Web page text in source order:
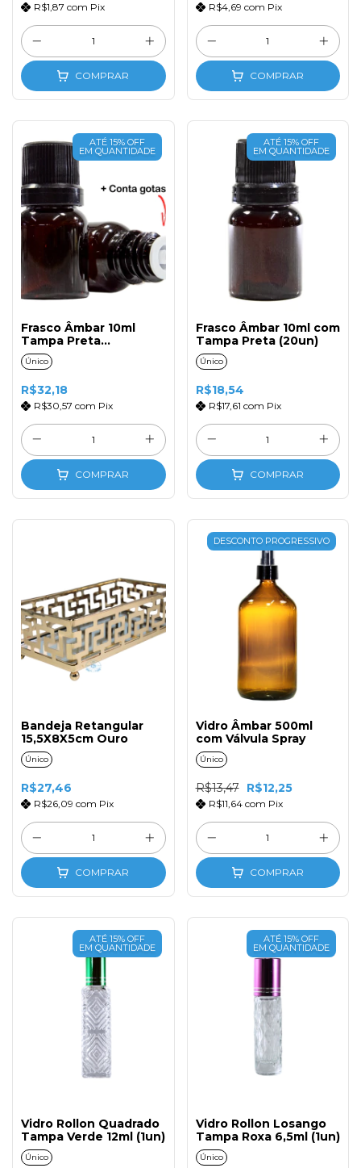
R$1,87 com Pix
COMPRAR
R$4,69 com Pix
COMPRAR
ATÉ 15% OFF
EM QUANTIDADE
Frasco Âmbar 10ml
Tampa Preta
Gotejador Liquido
(20un)
Único
R$32,18
R$30,57 com Pix
COMPRAR
ATÉ 15% OFF
EM QUANTIDADE
Frasco Âmbar 10ml com
Tampa Preta (20un)
Único
R$18,54
R$17,61 com Pix
COMPRAR
Bandeja Retangular
15,5X8X5cm Ouro
Único
R$27,46
R$26,09 com Pix
COMPRAR
DESCONTO PROGRESSIVO
Vidro Âmbar 500ml
com Válvula Spray
Único
R$13,47 R$12,25
R$11,64 com Pix
COMPRAR
ATÉ 15% OFF
EM QUANTIDADE
Vidro Rollon Quadrado
Tampa Verde 12ml (1un)
Único
ATÉ 15% OFF
EM QUANTIDADE
Vidro Rollon Losango
Tampa Roxa 6,5ml (1un)
Único